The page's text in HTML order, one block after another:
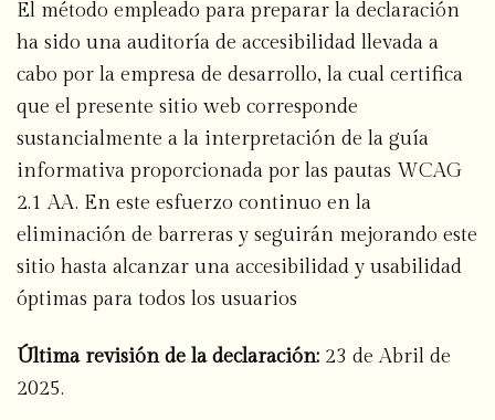
El método empleado para preparar la declaración
ha sido una auditoría de accesibilidad llevada a
cabo por la empresa de desarrollo, la cual certifica
que el presente sitio web corresponde
sustancialmente a la interpretación de la guía
informativa proporcionada por las pautas WCAG
2.1 AA. En este esfuerzo continuo en la
eliminación de barreras y seguirán mejorando este
sitio hasta alcanzar una accesibilidad y usabilidad
óptimas para todos los usuarios
Última revisión de la declaración: 23 de Abril de
2025.